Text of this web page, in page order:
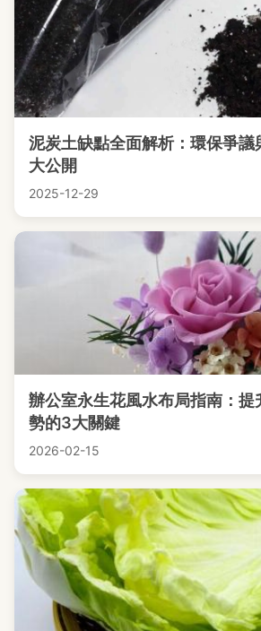
泥炭土缺點全面解析：環保爭議
大公開
2025-12-29
辦公室永生花風水布局指南：提
勢的3大關鍵
2026-02-15